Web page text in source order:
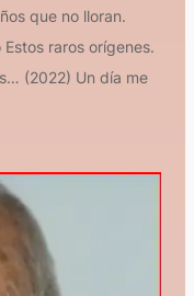
que no lloran.
raros orígenes.
(2022) Un día me